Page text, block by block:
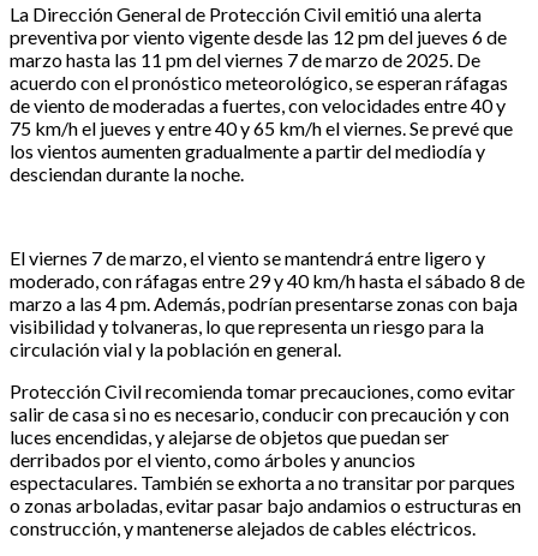
La Dirección General de Protección Civil emitió una alerta
preventiva por viento vigente desde las 12 pm del jueves 6 de
marzo hasta las 11 pm del viernes 7 de marzo de 2025. De
acuerdo con el pronóstico meteorológico, se esperan ráfagas
de viento de moderadas a fuertes, con velocidades entre 40 y
75 km/h el jueves y entre 40 y 65 km/h el viernes. Se prevé que
los vientos aumenten gradualmente a partir del mediodía y
desciendan durante la noche.
El viernes 7 de marzo, el viento se mantendrá entre ligero y
moderado, con ráfagas entre 29 y 40 km/h hasta el sábado 8 de
marzo a las 4 pm. Además, podrían presentarse zonas con baja
visibilidad y tolvaneras, lo que representa un riesgo para la
circulación vial y la población en general.
Protección Civil recomienda tomar precauciones, como evitar
salir de casa si no es necesario, conducir con precaución y con
luces encendidas, y alejarse de objetos que puedan ser
derribados por el viento, como árboles y anuncios
espectaculares. También se exhorta a no transitar por parques
o zonas arboladas, evitar pasar bajo andamios o estructuras en
construcción, y mantenerse alejados de cables eléctricos.